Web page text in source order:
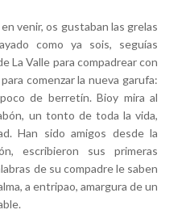
venir, os gustaban las grelas
como ya sois, seguías
La Valle para compadrear con
comenzar la nueva garufa:
de berretín. Bioy mira al
un tonto de toda la vida,
Han sido amigos desde la
escribieron sus primeras
de su compadre le saben
a entripao, amargura de un